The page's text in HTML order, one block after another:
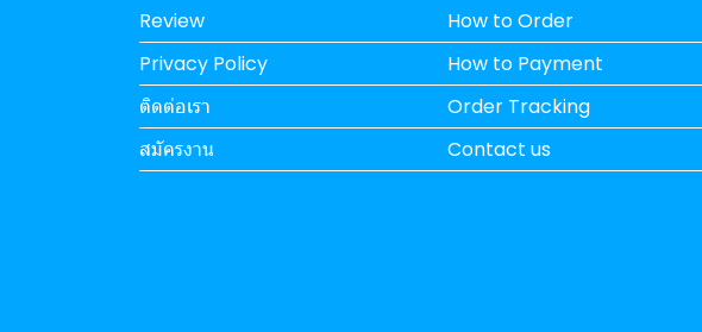
Review
Privacy Policy
ติดต่อเรา
สมัครงาน
How to Order
How to Payment
Order Tracking
Contact us